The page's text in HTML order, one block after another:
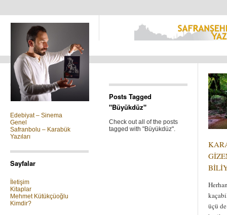
Kategoriler
Edebiyat – Sinema
Genel
Safranbolu – Karabük
Yazıları
Sayfalar
İletişim
Kitaplar
Mehmet Kütükçüoğlu
Kimdir?
Posts Tagged
"Büyükdüz"
Check out all of the posts
tagged with "Büyükdüz".
üçü